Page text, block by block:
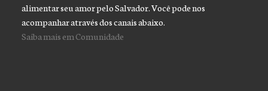
alimentar seu amor pelo Salvador. Você pode nos
acompanhar através dos canais abaixo.
Saiba mais em Comunidade